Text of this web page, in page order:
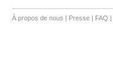
À propos de nous | Presse | FAQ |